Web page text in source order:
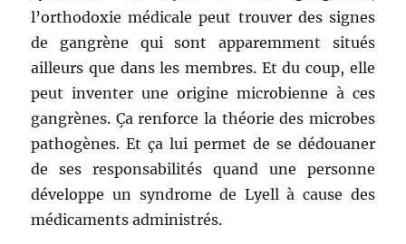
l’orthodoxie médicale peut trouver des signes
de gangrène qui sont apparemment situés
ailleurs que dans les membres. Et du coup, elle
peut inventer une origine microbienne à ces
gangrènes. Ça renforce la théorie des microbes
pathogènes. Et ça lui permet de se dédouaner
de ses responsabilités quand une personne
développe un syndrome de Lyell à cause des
médicaments administrés.